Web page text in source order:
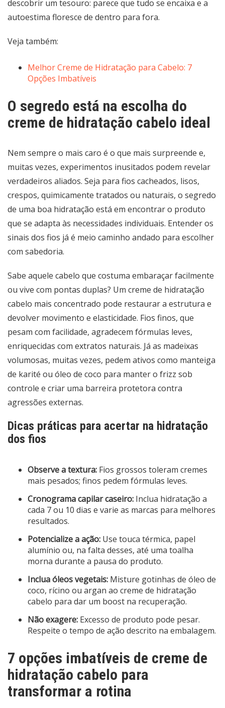
descobrir um tesouro: parece que tudo se encaixa e a
autoestima floresce de dentro para fora.
Veja também:
Melhor Creme de Hidratação para Cabelo: 7
Opções Imbatíveis
O segredo está na escolha do
creme de hidratação cabelo ideal
Nem sempre o mais caro é o que mais surpreende e,
muitas vezes, experimentos inusitados podem revelar
verdadeiros aliados. Seja para fios cacheados, lisos,
crespos, quimicamente tratados ou naturais, o segredo
de uma boa hidratação está em encontrar o produto
que se adapta às necessidades individuais. Entender os
sinais dos fios já é meio caminho andado para escolher
com sabedoria.
Sabe aquele cabelo que costuma embaraçar facilmente
ou vive com pontas duplas? Um creme de hidratação
cabelo mais concentrado pode restaurar a estrutura e
devolver movimento e elasticidade. Fios finos, que
pesam com facilidade, agradecem fórmulas leves,
enriquecidas com extratos naturais. Já as madeixas
volumosas, muitas vezes, pedem ativos como manteiga
de karité ou óleo de coco para manter o frizz sob
controle e criar uma barreira protetora contra
agressões externas.
Dicas práticas para acertar na hidratação
dos fios
Observe a textura: Fios grossos toleram cremes
mais pesados; finos pedem fórmulas leves.
Cronograma capilar caseiro: Inclua hidratação a
cada 7 ou 10 dias e varie as marcas para melhores
resultados.
Potencialize a ação: Use touca térmica, papel
alumínio ou, na falta desses, até uma toalha
morna durante a pausa do produto.
Inclua óleos vegetais: Misture gotinhas de óleo de
coco, rícino ou argan ao creme de hidratação
cabelo para dar um boost na recuperação.
Não exagere: Excesso de produto pode pesar.
Respeite o tempo de ação descrito na embalagem.
7 opções imbatíveis de creme de
hidratação cabelo para
transformar a rotina